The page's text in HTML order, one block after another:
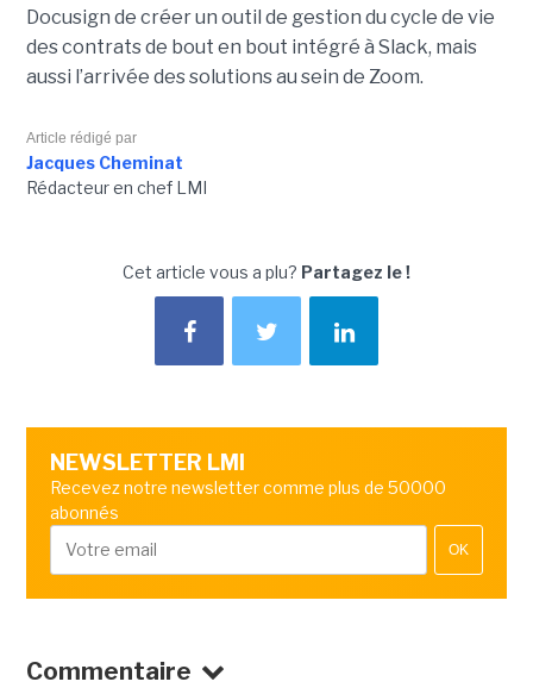
Docusign de créer un outil de gestion du cycle de vie
des contrats de bout en bout intégré à Slack, mais
aussi l’arrivée des solutions au sein de Zoom.
Article rédigé par
Jacques Cheminat
Rédacteur en chef LMI
Cet article vous a plu? Partagez le !
NEWSLETTER LMI
Recevez notre newsletter comme plus de 50000
abonnés
OK
Commentaire